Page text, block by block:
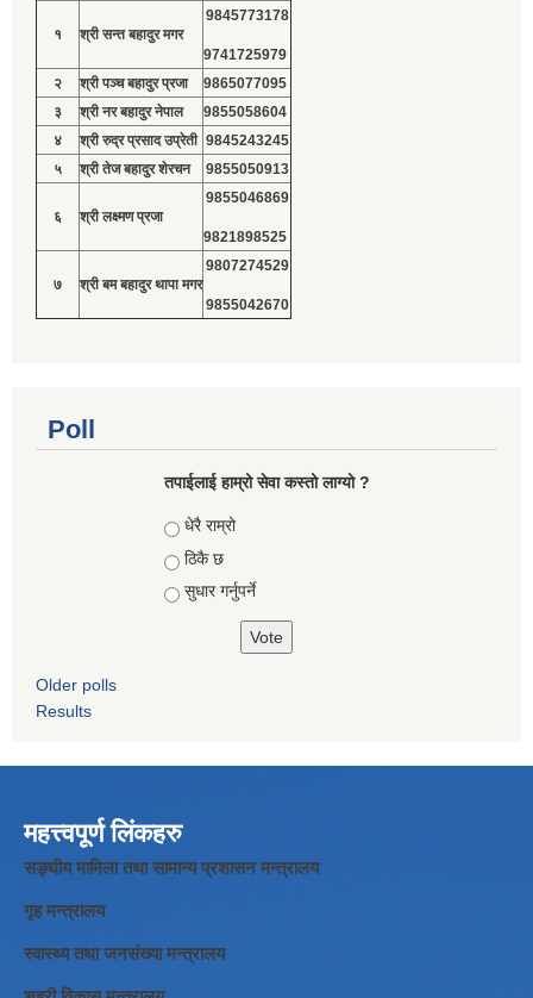
१ श्री सन्त बहादुर मगर
9845773178
9741725979
२
श्री पञ्च बहादुर प्रजा
9865077095
३
श्री नर बहादुर नेपाल
9855058604
४
श्री रुद्र प्रसाद उप्रेती 9845243245
५
श्री तेज बहादुर शेरचन 9855050913
६ श्री लक्ष्मण प्रजा
9855046869
9821898525
७ श्री बम बहादुर थापा मगर
9807274529
9855042670
Poll
तपाईलाई हाम्रो सेवा कस्तो लाग्यो ?
Choices
धेरै राम्रो
ठिकै छ
सुधार गर्नुपर्ने
Older polls
Results
महत्त्वपूर्ण लिंकहरु
सङ्घीय मामिला तथा सामान्य प्रशासन मन्त्रालय
गृह मन्त्रालय
स्वास्थ्य तथा जनसंख्या मन्त्रालय